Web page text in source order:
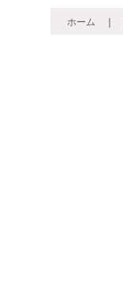
ホーム ｜